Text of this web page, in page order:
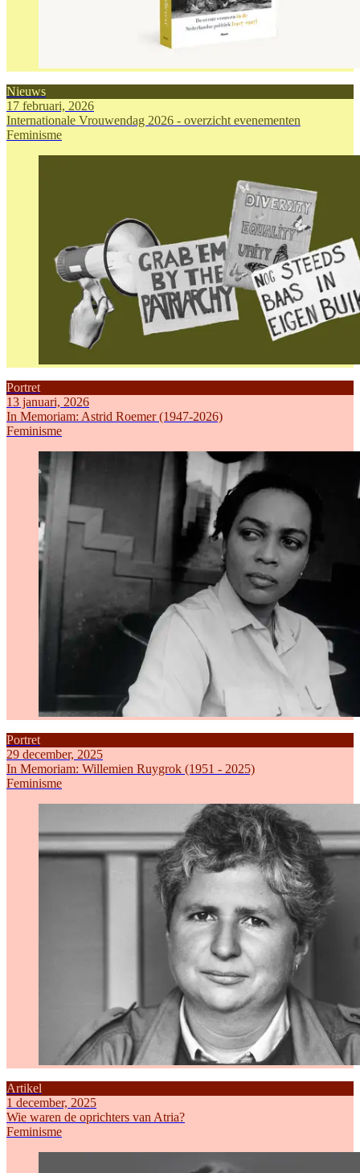
Nieuws
17 februari, 2026
Internationale Vrouwendag 2026 - overzicht evenementen
Feminisme
Portret
13 januari, 2026
In Memoriam: Astrid Roemer (1947-2026)
Feminisme
Portret
29 december, 2025
In Memoriam: Willemien Ruygrok (1951 - 2025)
Feminisme
Artikel
1 december, 2025
Wie waren de oprichters van Atria?
Feminisme